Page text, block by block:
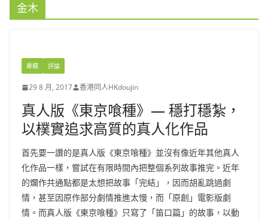
金木
專欄 評論
29 8 月, 2017 香港同人HKdoujin
真人版《東京喰種》— 穩打穩紮，
以樸實追求高質的真人化作品
首先要一讚的是真人版《東京喰種》並沒有像近年其他真人
化作品一樣，嘗試在有限時間內把整個系列故事推完。近年
的爛作共通點都是太想把故事「完結」，因而胡亂跳過劇
情，甚至因原作部分劇情推進太慢，而「原創」電影版劇
情。而真人版《東京喰種》只寫了「笛口篇」的故事，以動